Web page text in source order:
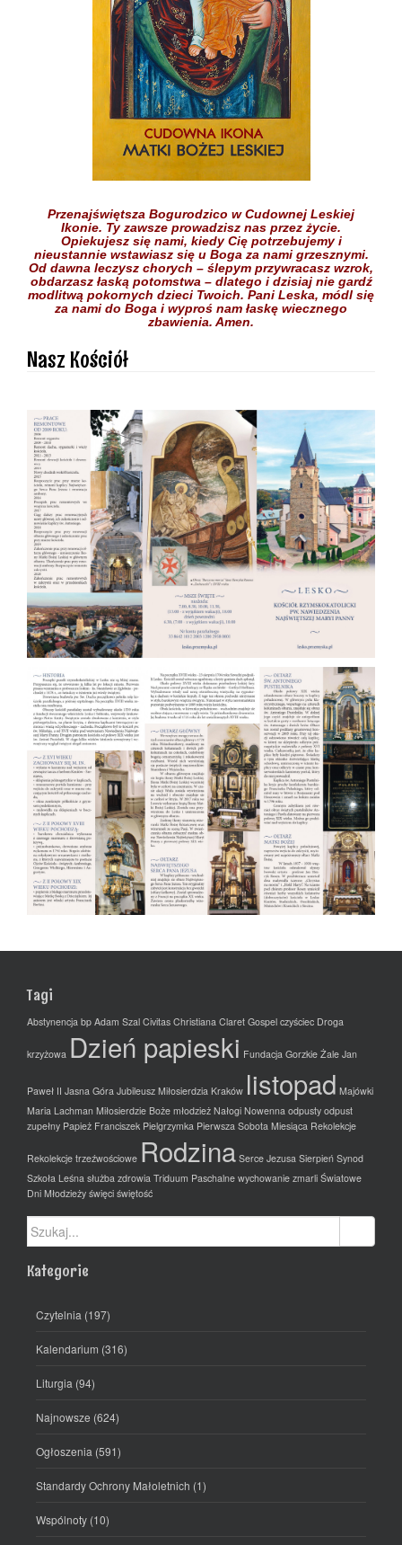
Przenajświętsza Bogurodzico w Cudownej Leskiej
Ikonie. Ty zawsze prowadzisz nas przez życie.
Opiekujesz się nami, kiedy Cię potrzebujemyi
nieustannie wstawiasz się u Boga za nami grzesznymi.
Od dawna leczysz chorych – ślepym przywracasz wzrok,
obdarzasz łaską potomstwa – dlatego i dzisiaj nie gardź
modlitwą pokornych dzieci Twoich. Pani Leska, módl się
za nami do Boga i wyproś nam łaskę wiecznego
zbawienia. Amen.
Nasz Kościół
Tagi
Abstynencja bp Adam Szal Civitas Christiana Claret Gospel czyściec Droga
krzyżowa Dzień papieski Fundacja Gorzkie Żale Jan
Paweł II Jasna Góra Jubileusz Miłosierdzia Kraków listopad Majówki
Maria Lachman Miłosierdzie Boże młodzież Nałogi Nowenna odpusty odpust
zupełny Papież Franciszek Pielgrzymka Pierwsza Sobota Miesiąca Rekolekcje
Rekolekcje trzeźwościowe Rodzina Serce Jezusa Sierpień Synod
Szkoła Leśna służba zdrowia Triduum Paschalne wychowanie zmarli Światowe
Dni Młodzieży święci świętość
Szukaj:
Kategorie
Czytelnia (197)
Kalendarium (316)
Liturgia (94)
Najnowsze (624)
Ogłoszenia (591)
Standardy Ochrony Małoletnich (1)
Wspólnoty (10)